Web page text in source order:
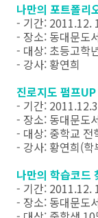
나만의 포트폴리
- 기간: 2011.12.
- 장소: 동대문도
- 대상: 초등고학
- 강사: 황연희
진로지도 펌프UP
- 기간:
- 장소: 동대문도
- 대상: 중학교 전
- 강사: 황연희(학
나만의 학습코드
- 기간: 2011.12.
- 장소: 동대문도